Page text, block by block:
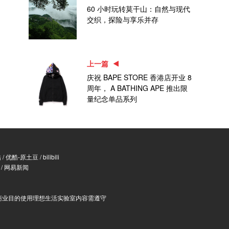
60 小时玩转莫干山：自然与现代
交织，探险与享乐并存
上一篇
庆祝 BAPE STORE 香港店开业 8
周年， A BATHING APE 推出限
量纪念单品系列
/优酷-原土豆 /bilibili
/网易新闻
目的使用理想生活实验室内容需遵守